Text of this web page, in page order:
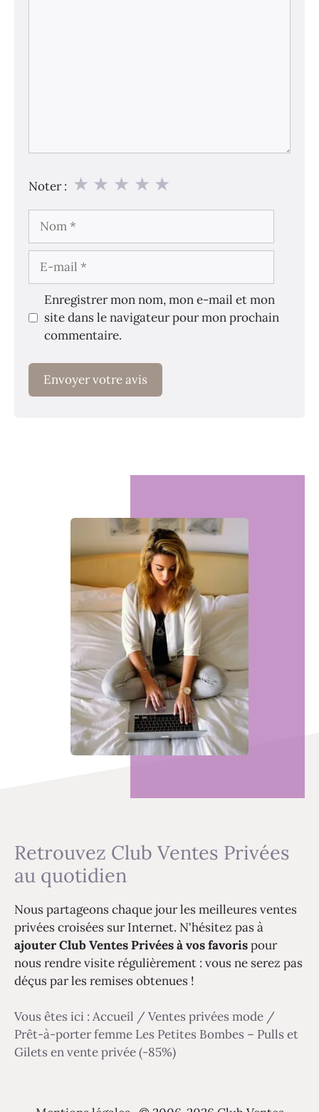
Noter : ★
★
★
★
★
Nom
E-
mail
Enregistrer mon nom, mon e-mail et mon
site dans le navigateur pour mon prochain
commentaire.
Retrouvez Club Ventes Privées
au quotidien
Nous partageons chaque jour les meilleures ventes
privées croisées sur Internet. N'hésitez pas à
ajouter Club Ventes Privées à vos favorispour
nous rendre visite régulièrement : vous ne serez pas
déçus par les remises obtenues !
Vous êtes ici : Accueil / Ventes privées mode /
Prêt-à-porter femme Les Petites Bombes – Pulls et
Gilets en vente privée (-85%)